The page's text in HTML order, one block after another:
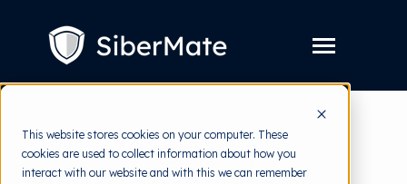
This website stores cookies on your computer. These
cookies are used to collect information about how you
interact with our website and with this we can remember
Toggle
Layanan
children
for
Layanan
Harga back to HRMI